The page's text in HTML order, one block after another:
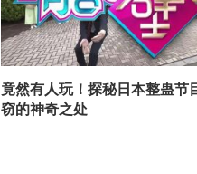
竟然有人玩！探秘日本整蛊节
窃的神奇之处